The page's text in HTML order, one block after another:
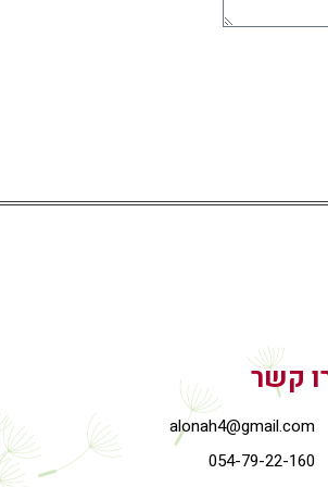
קשר
alonah4@gmail.com
054-79-22-160